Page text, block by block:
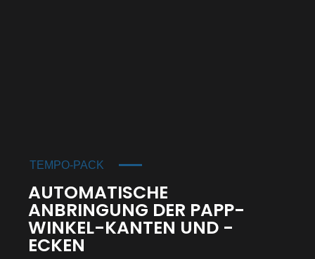
TEMPO-PACK
AUTOMATISCHE
ANBRINGUNG DER PAPP-
WINKEL-KANTEN UND -
ECKEN